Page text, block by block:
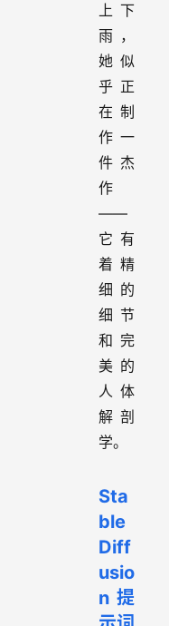
上下
雨，
她似
乎正
在制
作一
件杰
作
——
它有
着精
细的
细节
和完
美的
人体
解剖
学。
Sta
ble
Diff
usio
n提